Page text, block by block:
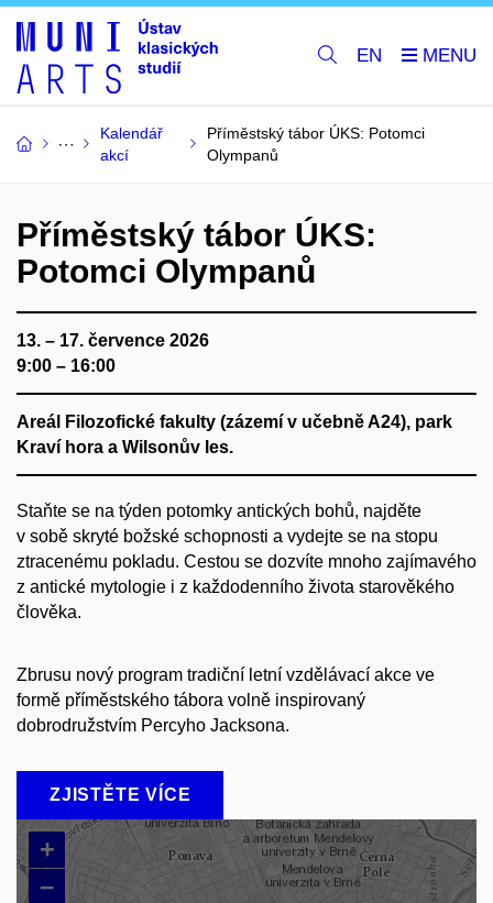
EN
Kalendář
akcí
Příměstský tábor ÚKS: Potomci
Olympanů
Příměstský tábor ÚKS:
Potomci Olympanů
13. – 17. července 2026
9:00 – 16:00
Areál Filozofické fakulty (zázemí v učebně A24), park
Kraví hora a Wilsonův les.
Staňte se na týden potomky antických bohů, najděte
v sobě skryté božské schopnosti a vydejte se na stopu
ztracenému pokladu. Cestou se dozvíte mnoho zajímavého
z antické mytologie i z každodenního života starověkého
člověka.
Zbrusu nový program tradiční letní vzdělávací akce ve
formě příměstského tábora volně inspirovaný
dobrodružstvím Percyho Jacksona.
ZJISTĚTE VÍCE
+
–